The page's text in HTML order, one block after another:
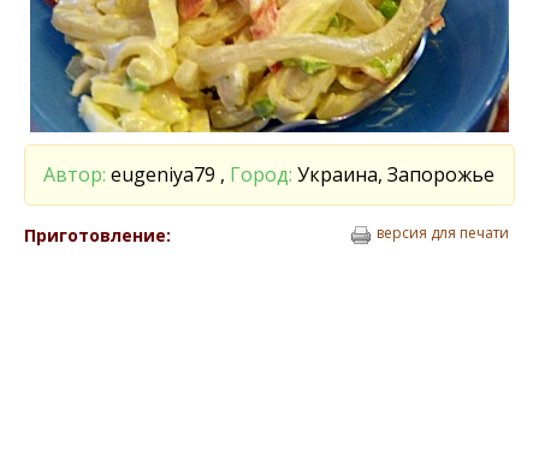
Автор: eugeniya79 , Город: Украина, Запорожье
Приготовление: версия для печати